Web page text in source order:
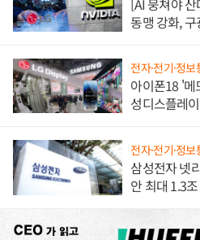
동맹 강화, 구
전자·전기·정보
아이폰18 '메
성디스플레
전자·전기·정보
삼성전자 넷
안 최대 1.3